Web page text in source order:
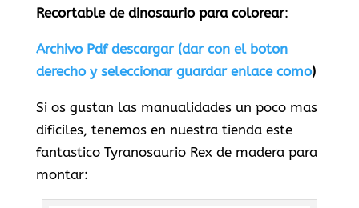
Recortable de dinosaurio para colorear:
Archivo Pdf descargar (dar con el boton
derecho y seleccionar guardar enlace como)
Si os gustan las manualidades un poco mas
dificiles, tenemos en nuestra tienda este
fantastico Tyranosaurio Rex de madera para
montar: